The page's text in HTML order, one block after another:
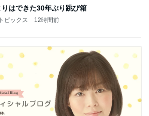
はできた30年ぶり跳び箱
ピックス 12時間前